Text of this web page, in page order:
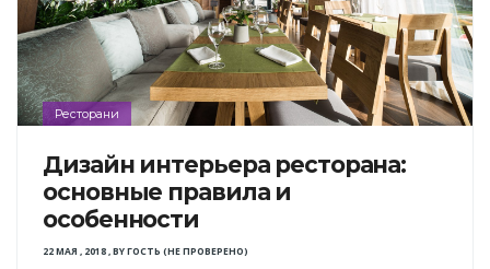
Ресторани
Дизайн интерьера ресторана:
основные правила и
особенности
22 МАЯ , 2018,BYГОСТЬ (НЕ ПРОВЕРЕНО)